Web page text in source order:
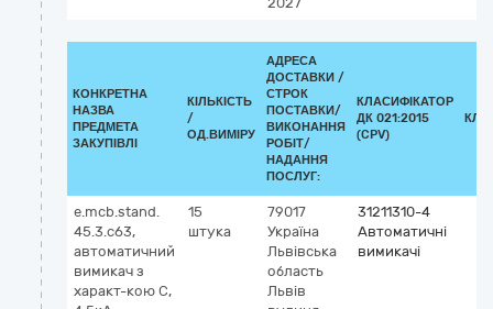
КОНКРЕТНА
НАЗВА
ПРЕДМЕТА
ЗАКУПІВЛІ
КІЛЬКІСТЬ
/
ОД.ВИМІРУ
АДРЕСА
ДОСТАВКИ /
СТРОК
ПОСТАВКИ/
ВИКОНАННЯ
РОБІТ/
НАДАННЯ
ПОСЛУГ:
КЛАСИФІКАТОР
ДК 021:2015
(CPV)
e.mcb.stand.
45.3.c63,
автоматичний
вимикач з
характ-кою С,
15
штука
79017
Україна
Львівська
область
Львів
31211310-4
Автоматичні
вимикачі